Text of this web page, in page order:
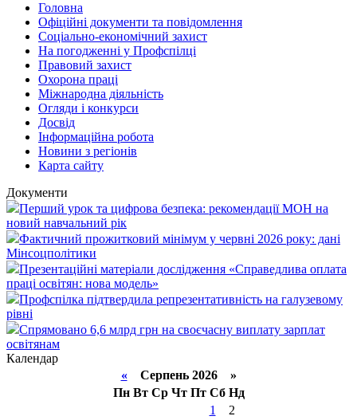
Головна
Офіційні документи та повідомлення
Соціально-економічний захист
На погодженні у Профспілці
Правовий захист
Охорона праці
Міжнародна діяльність
Огляди і конкурси
Досвід
Інформаційна робота
Новини з регіонів
Карта сайту
Документи
Перший урок та цифрова безпека: рекомендації МОН на
новий навчальний рік
Фактичний прожитковий мінімум у червні 2026 року: дані
Мінсоцполітики
Презентаційні матеріали дослідження «Справедлива оплата
праці освітян: нова модель»
Профспілка підтвердила репрезентативність на галузевому
рівні
Спрямовано 6,6 млрд грн на своєчасну виплату зарплат
освітянам
Календар
«Серпень 2026 »
Пн Вт Ср Чт Пт Сб Нд
1
2